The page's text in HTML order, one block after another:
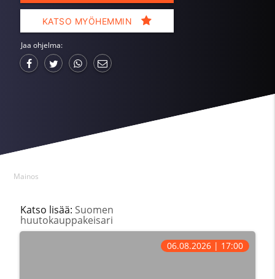
KATSO MYÖHEMMIN
Jaa ohjelma:
Mainos
Katso lisää: Suomen
huutokauppakeisari
06.08.2026 | 17:00